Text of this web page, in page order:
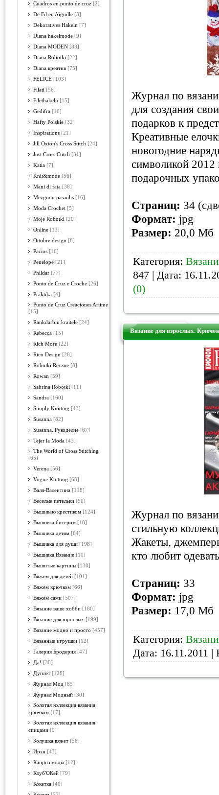
Cuadros en punto de cruz [2]
De Fil en Aiguille [3]
Dekoratives Hakeln [7]
Diana hakelmode [9]
Diana MODEN [83]
Diana Robotki [22]
Diana креатив [75]
FELICE [103]
Filati [56]
Filethakeln [15]
Gedifra [16]
Hafty Polskie [32]
Inspirations [21]
Jill Oxton's Cross Stitch [24]
Just Cross Ctitch [31]
Katia [7]
Knit&mode [56]
Mani di fata [38]
Mezginiu pasaulis [16]
Moda Crochet [5]
Moje Robotki [20]
Online [13]
Ottobre design [8]
Pacios [16]
Penelope [21]
Phildar [77]
Ponto de Cruz e Croche [26]
Praktika [4]
Punto de Cruz Creaciones Artime
[15]
Rankdarbiu kraitele [24]
Rebecca [15]
Rich More [22]
Rico Design [28]
Robotki Reczne [8]
Rowan [59]
Sabrina Robotki [11]
Sandra [160]
Simply Knitting [43]
Susanna [82]
Susanna. Рукоделие [67]
Tejer la Moda [43]
The World of Cross Stitching
[65]
Verena [56]
Vogue Knitting [63]
Валя-Валентина [118]
Веселые петельки [50]
Вышиваю крестиком [124]
Вышивка бисером [18]
Вышивка детям [64]
Вышивка для души [198]
Вышивка.Вязание [10]
Вышитые картины [130]
Вяжем для детей [101]
Вяжем крючком [66]
Вяжем сами [507]
Вязание ваше хобби [180]
Вязание для взрослых [199]
Вязание модно и просто [457]
Вязанные игрушки [12]
Галерия Бродерия [47]
Да! [30]
Дуплет [128]
Журнал Мод [85]
Журнал Модный [30]
Золотая коллекция вязания
крючком [17]
Золотая коллекция вязания
спицами [9]
Золушка вяжет [58]
Ирэн [43]
Каприз моды [12]
Клуб'ОКей [79]
Кокетка [40]
Журнал по
для создания
подарков к
Креативные
новогодние
символикой 2012
подарочных
Страниц: 34
Формат: jpg
Размер: 20,0 Мб
Категория:
847 | Дата:
(0)
Вязание для взрослых.
Журнал по
стильную
Жакеты,
кто любит
Страниц: 33
Формат: jpg
Размер: 17,0 Мб
Категория:
Дата: 16.11.2011 |